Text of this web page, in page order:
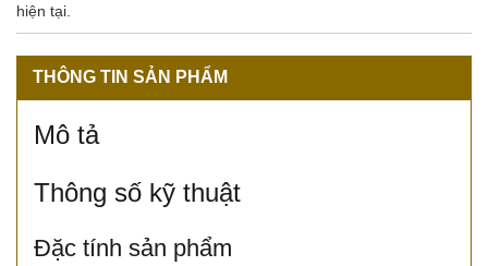
hiện tại.
THÔNG TIN SẢN PHẨM
Mô tả
Thông số kỹ thuật
Đặc tính sản phẩm